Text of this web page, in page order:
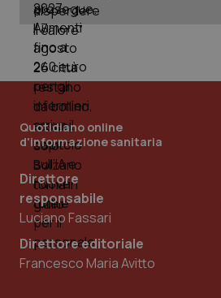
Quotidiano online
d'informazione sanitaria
Direttore
responsabile
Luciano Fassari
Direttore editoriale
Francesco Maria Avitto